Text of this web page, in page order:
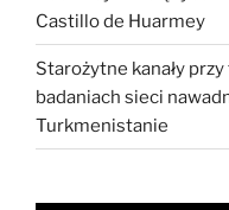
Castillo de Huarmey
Starożytne kanały
badaniach sieci
Turkmenistanie